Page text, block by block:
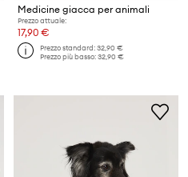
Medicine giacca per animali
Prezzo attuale:
17,90 €
Prezzo standard:32,90 €
Prezzo più basso:32,90 €